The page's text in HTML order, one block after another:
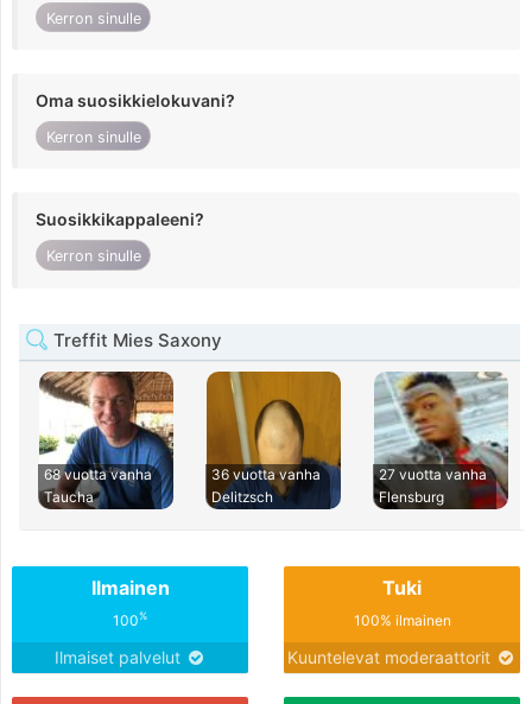
Kerron sinulle
Oma suosikkielokuvani?
Kerron sinulle
Suosikkikappaleeni?
Kerron sinulle
Treffit Mies Saxony
68 vuotta vanha
Taucha
36 vuotta vanha
Delitzsch
27 vuotta vanha
Flensburg
Ilmainen
100%
Ilmaiset palvelut
Tuki
100% ilmainen
Kuuntelevat moderaattorit